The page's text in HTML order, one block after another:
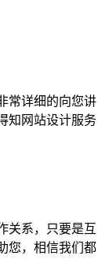
常详细的向您讲
知网站设计服务
关系，只要是互
您，相信我们都